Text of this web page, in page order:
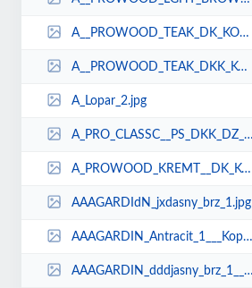
A__PROWOOD_TEAK_DK_KOMPOZTPLASTKDECKFYATLARIAHAPDEMEx___Kopya.png
A__PROWOOD_TEAK_DKK_KOMPOZTPLASTKDECKFYATLARIAHAPDEMEx___Kopya.png
A_Lopar_2.jpg
A_PRO_CLASSC__PS_DKK_DZ__fral_kahvecaffedeck_plastik_ahap_zemin_kaplama_fiyat...
A_PROWOOD_KREMT__DK_KOMPOZTPLASTKDECKFYATLARIAHAPDEMEx___Kopya.png
AAAGARDIdN_jxdasny_brz_1.jpg
AAAGARDIN_Antracit_1___Kopya.jpg
AAAGARDIN_dddjasny_brz_1___Kopya.jpg